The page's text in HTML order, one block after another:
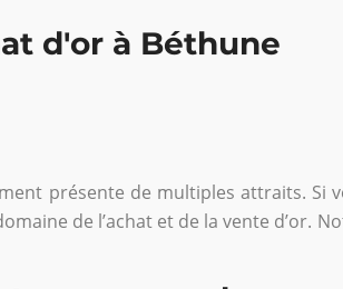
d'or à Béthune
présente de multiples attraits. Si
de l’achat et de la vente d’or.